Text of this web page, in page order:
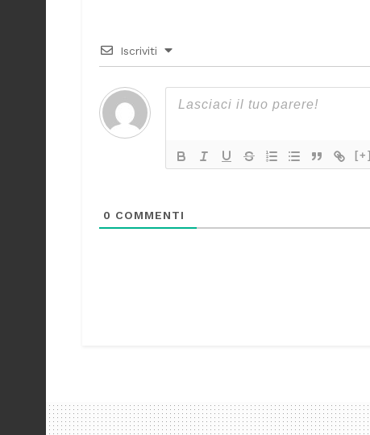
Iscriviti
[+]
0 COMMENTI